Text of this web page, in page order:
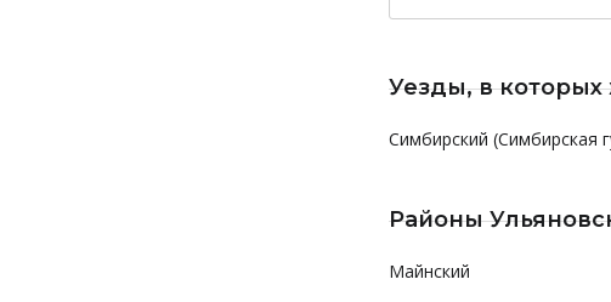
Уезды, в
Симбирский (Симбирская
Районы
Майнский